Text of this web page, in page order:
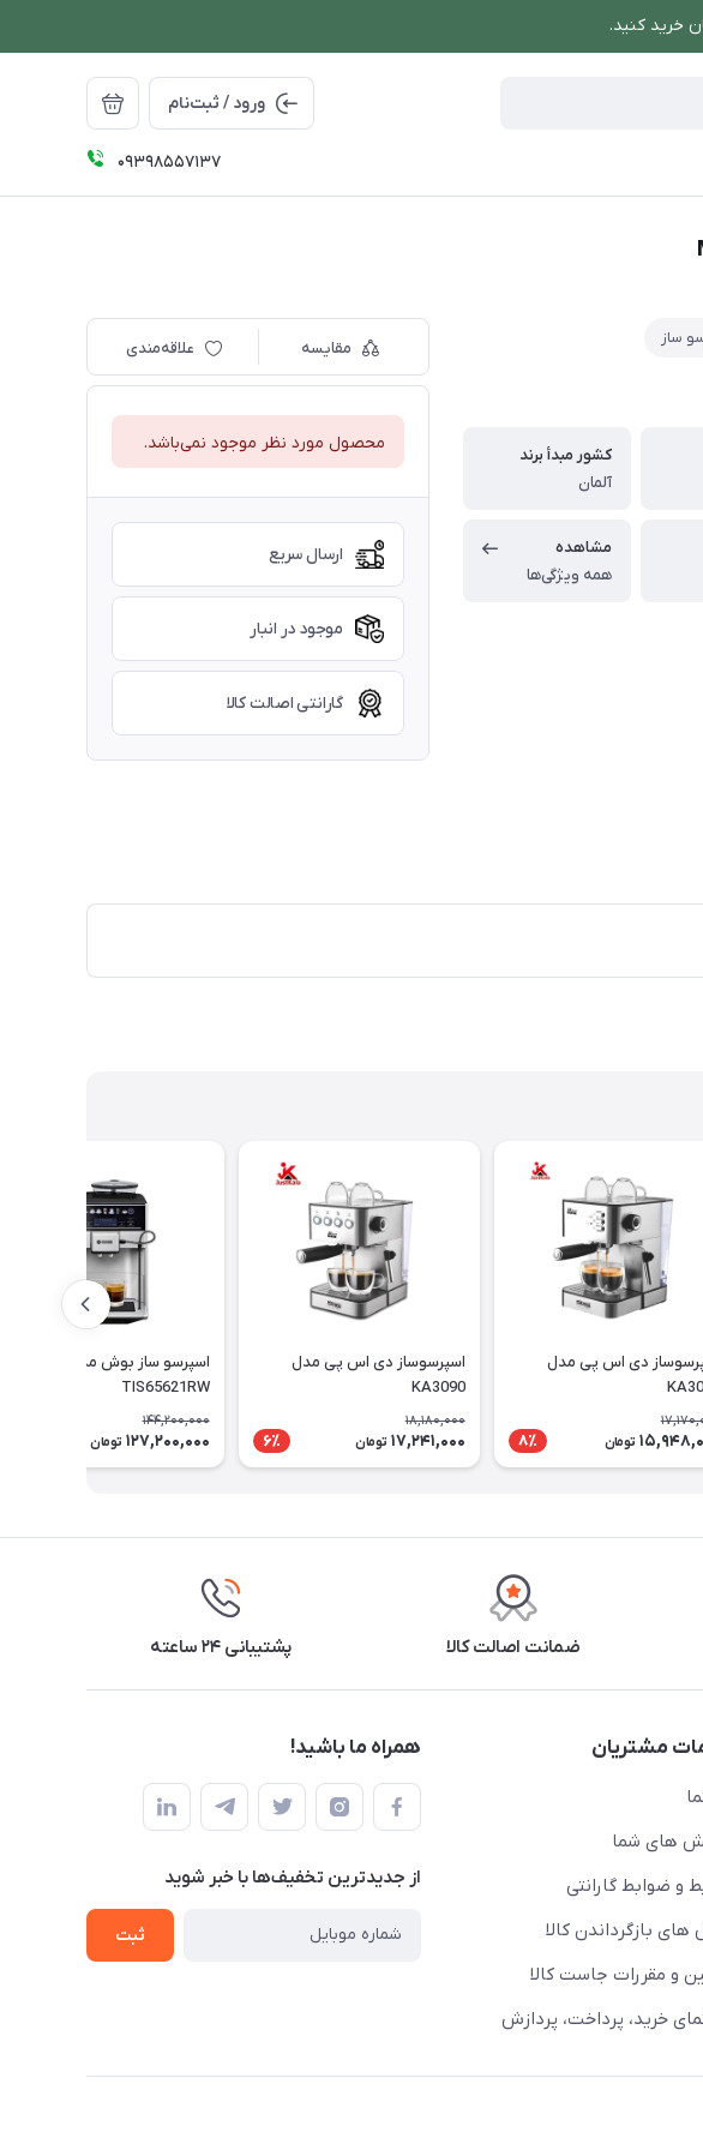
خرید کنید.
ورود / ثبت‌نام
09398557137
ساز
کشور مبدأ برند
آلمان
مشاهده
همه ویژگی‌ها
مقایسه علاقه‌مندی
محصول مورد نظر موجود نمی‌باشد.
ارسال سریع
موجود در انبار
گارانتی اصالت کالا
دی اس پی مدل
تومان 8٪
اسپرسوساز دی اس پی مدل
KA3090
18,180,000
17,241,000 تومان 6٪
اسپرسو ساز بوش مدل
TIS65621RW
144,200,000
127,200,000 تومان
ضمانت اصالت کالا پشتیبانی ۲۴ ساعته
مشتریان
های شما
و ضوابط گارانتی
بازگرداندن کالا
و مقررات جاست کالا
خرید، پرداخت، پردازش
همراه ما باشید!
از جدید‌ترین تخفیف‌ها با‌ خبر شوید
ثبت